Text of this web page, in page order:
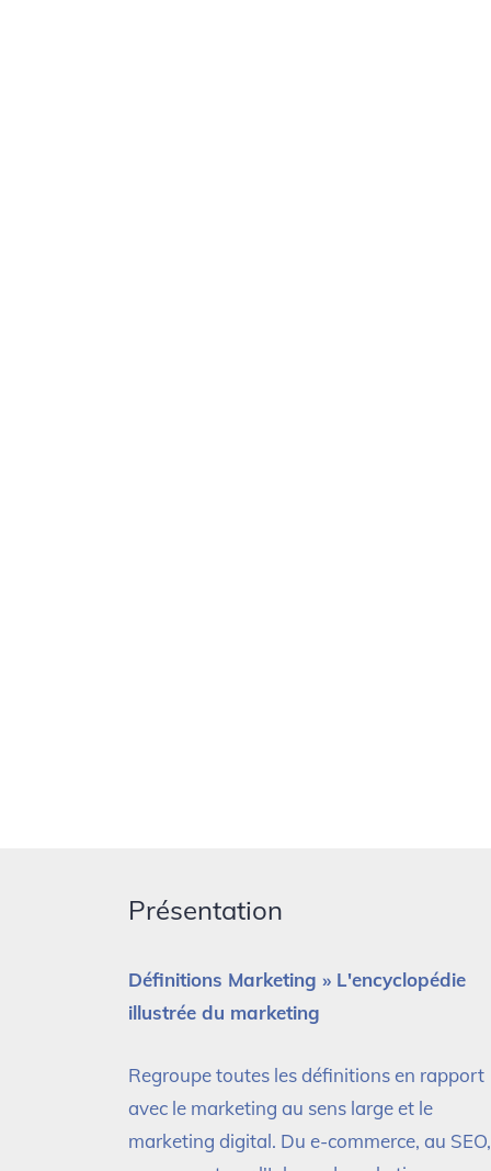
Présentation
Définitions Marketing » L'encyclopédie
illustrée du marketing
Regroupe toutes les définitions en rapport
avec le marketing au sens large et le
marketing digital. Du e-commerce, au SEO,